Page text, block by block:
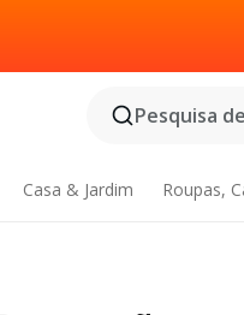
Pesquisa
Casa & Jardim Roupas,